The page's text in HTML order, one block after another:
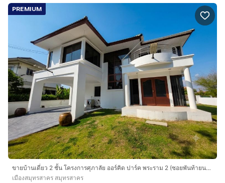
PREMIUM
ขายบ้านเดี่ยว 2 ชั้น โครงการศุภาลัย ออร์คิด ปาร์ค พระราม 2 (ซอยพันท้ายนรสิงห์) พร้อมเข้าอยู่ ราคาพิเศษ 5.5 ล้าน
เมืองสมุทรสาคร สมุทรสาคร